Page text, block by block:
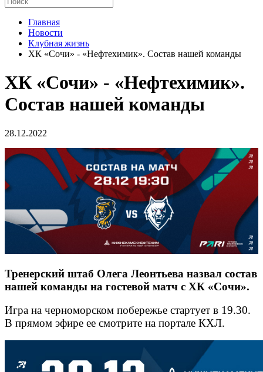
Главная
Новости
Клубная жизнь
ХК «Сочи» - «Нефтехимик». Состав нашей команды
ХК «Сочи» - «Нефтехимик».
Состав нашей команды
28.12.2022
Тренерский штаб Олега Леонтьева назвал состав
нашей команды на гостевой матч с ХК «Сочи».
Игра на черноморском побережье стартует в 19.30.
В прямом эфире ее смотрите на портале КХЛ.